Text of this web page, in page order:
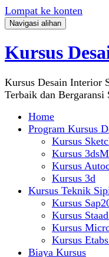
Lompat ke konten
Navigasi alihan
Kursus
Kursus Desain Interior
Terbaik dan Bergaransi
Home
Program Kursus
Kursus
Kursus
Kursus
Kursus 3d
Kursus Teknik
Kursus
Kursus
Kursus
Kursus
Biaya Kursus